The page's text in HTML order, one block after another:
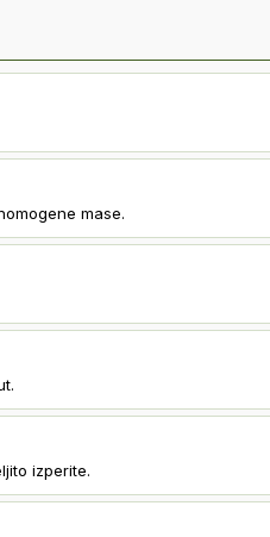
mase.
izperite.